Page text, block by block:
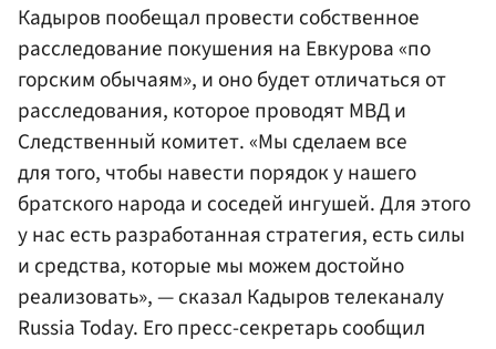
Кадыров пообещал провести собственное
расследование покушения на Евкурова «по
горским обычаям», и оно будет отличаться от
расследования, которое проводят МВД и
Следственный комитет. «Мы сделаем все
для того, чтобы навести порядок у нашего
братского народа и соседей ингушей. Для этого
у нас есть разработанная стратегия, есть силы
и средства, которые мы можем достойно
реализовать», — сказал Кадыров телеканалу
Russia Today. Его пресс-секретарь сообщил